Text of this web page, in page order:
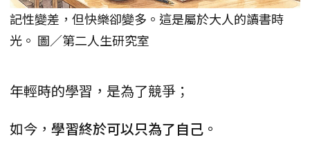
記性變差，但快樂卻變多。這是屬於大人的讀書時
光。 圖／第二人生研究室
年輕時的學習，是為了競爭；
如今， 學習終於可以只為了自己 。